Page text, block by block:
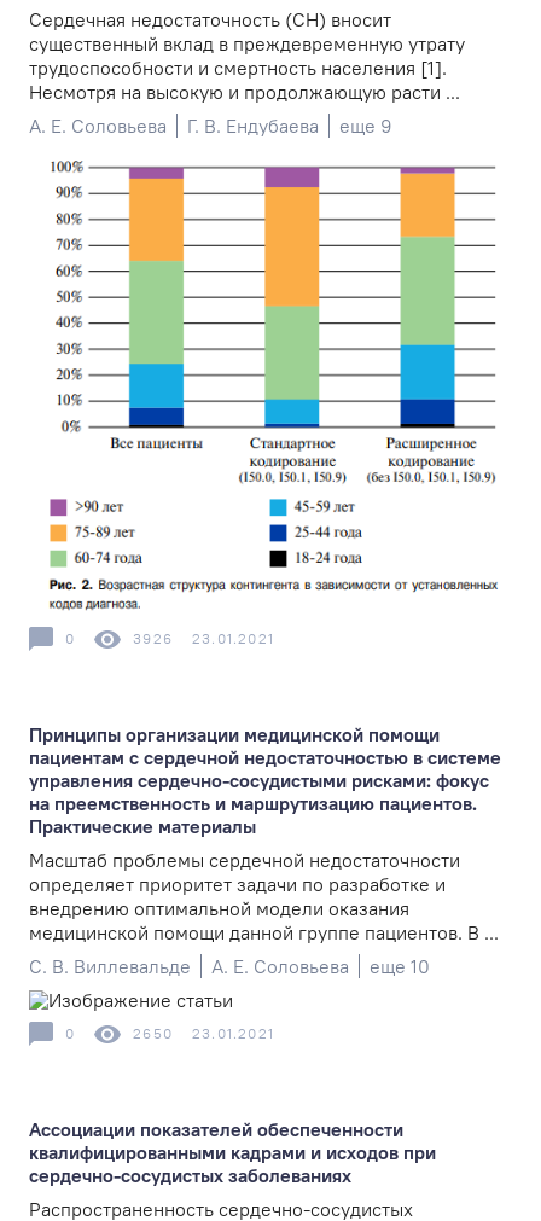
Сердечная недостаточность (СН) вносит
существенный вклад в преждевременную утрату
трудоспособности и смертность населения [1].
Несмотря на высокую и продолжающую расти ...
А. Е. Соловьева
Г. В. Ендубаева еще 9
0 3926 23.01.2021
Принципы организации медицинской помощи
пациентам с сердечной недостаточностью в системе
управления сердечно-сосудистыми рисками: фокус
на преемственность и маршрутизацию пациентов.
Практические материалы
Масштаб проблемы сердечной недостаточности
определяет приоритет задачи по разработке и
внедрению оптимальной модели оказания
медицинской помощи данной группе пациентов. В ...
С. В. Виллевальде
А. Е. Соловьева еще 10
0 2650 23.01.2021
Ассоциации показателей обеспеченности
квалифицированными кадрами и исходов при
сердечно-сосудистых заболеваниях
Распространенность сердечно-сосудистых